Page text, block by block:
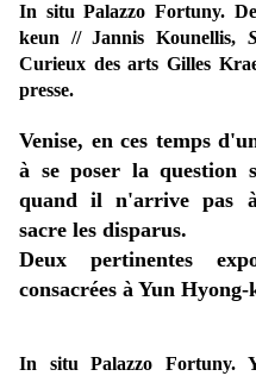
In situ Palazzo Fortuny.
keun // Jannis Kounellis,
Curieux des arts Gilles
presse.
Venise, en ces temps
à se poser la question
quand il n'arrive pas
sacre les disparus.
Deux pertinentes
consacrées à Yun
In situ Palazzo Fortuny.